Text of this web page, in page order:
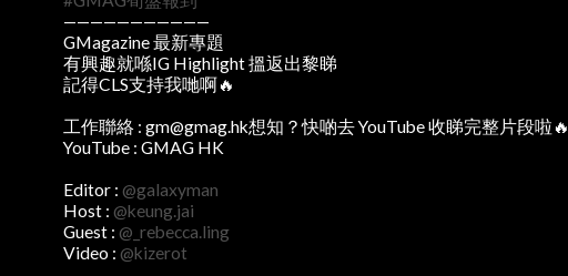
———————————
GMagazine 最新專題
有興趣就喺IG Highlight 搵返出黎睇
記得CLS支持我哋啊🔥
工作聯絡 : gm@gmag.hk想知？快啲去 YouTube 收睇完整片段啦🔥
YouTube : GMAG HK
Editor : @galaxyman
Host : @keung.jai
Guest : @_rebecca.ling
Video : @kizerot